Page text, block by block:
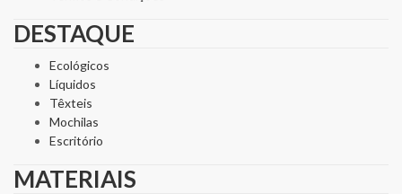
DESTAQUE
Ecológicos
Líquidos
Têxteis
Mochilas
Escritório
MATERIAIS